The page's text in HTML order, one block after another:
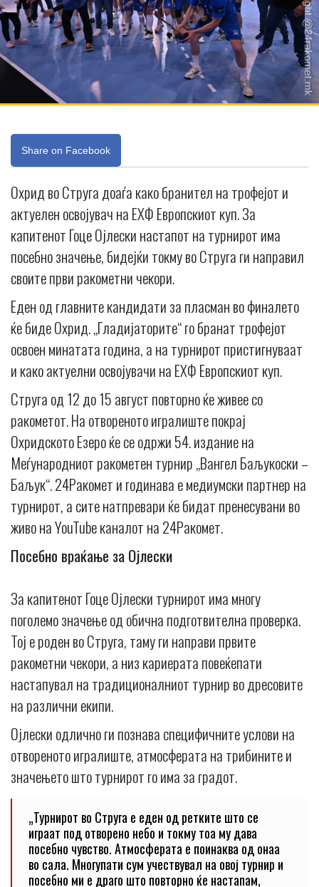
Share on Facebook
Охрид во Струга доаѓа како бранител на трофејот и
актуелен освојувач на ЕХФ Европскиот куп. За
капитенот Гоце Ојлески настапот на турнирот има
посебно значење, бидејќи токму во Струга ги направил
своите први ракометни чекори.
Еден од главните кандидати за пласман во финалето
ќе биде Охрид. „Гладијаторите“ го бранат трофејот
освоен минатата година, а на турнирот пристигнуваат
и како актуелни освојувачи на ЕХФ Европскиот куп.
Струга од 12 до 15 август повторно ќе живее со
ракометот. На отвореното игралиште покрај
Охридското Езеро ќе се одржи 54. издание на
Меѓународниот ракометен турнир „Вангел Баљукоски –
Баљук“. 24Ракомет и годинава е медиумски партнер на
турнирот, а сите натпревари ќе бидат пренесувани во
живо на YouTube каналот на 24Ракомет.
Посебно враќање за Ојлески
За капитенот Гоце Ојлески турнирот има многу
поголемо значење од обична подготвителна проверка.
Тој е роден во Струга, таму ги направи првите
ракометни чекори, а низ кариерата повеќепати
настапувал на традиционалниот турнир во дресовите
на различни екипи.
Ојлески одлично ги познава специфичните услови на
отвореното игралиште, атмосферата на трибините и
значењето што турнирот го има за градот.
„Турнирот во Струга е еден од ретките што се
играат под отворено небо и токму тоа му дава
посебно чувство. Атмосферата е поинаква од онаа
во сала. Многупати сум учествувал на овој турнир и
посебно ми е драго што повторно ќе настапам,